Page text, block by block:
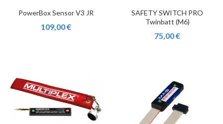
PowerBox Sensor V3 JR
109,00 €
SAFETY SWITCH PRO
Twinbatt (M6)
75,00 €